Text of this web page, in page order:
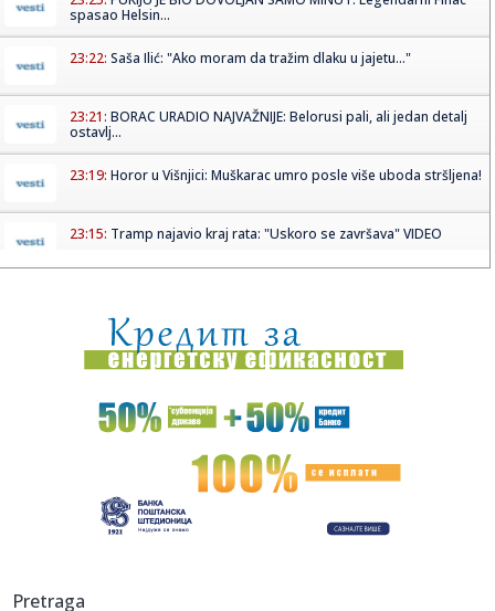
spasao Helsin...
23:22: Saša Ilić: "Ako moram da tražim dlaku u jajetu..."
23:21: BORAC URADIO NAJVAŽNIJE: Belorusi pali, ali jedan detalj
ostavlj...
23:19: Horor u Višnjici: Muškarac umro posle više uboda stršljena!
23:15: Tramp najavio kraj rata: "Uskoro se završava" VIDEO
23:13:PARTIZAN RAZBIO TOBOL I OTVORIO VRATA PLEJ-OFA:
Humskom odjekival...
23:12:Dunav testira energetsku stabilnost regiona
Saša Ilić se obraća posle meča sa Tobolom
23:02:Minimalac dominantne Rijeke, šok za Škendiju na Ostrvu
Pretraga